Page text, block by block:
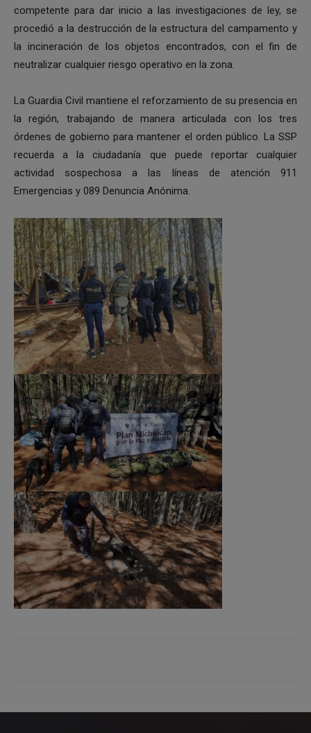
competente para dar inicio a las investigaciones de ley, se
procedió a la destrucción de la estructura del campamento y
la incineración de los objetos encontrados, con el fin de
neutralizar cualquier riesgo operativo en la zona.
La Guardia Civil mantiene el reforzamiento de su presencia en
la región, trabajando de manera articulada con los tres
órdenes de gobierno para mantener el orden público. La SSP
recuerda a la ciudadanía que puede reportar cualquier
actividad sospechosa a las líneas de atención 911
Emergencias y 089 Denuncia Anónima.